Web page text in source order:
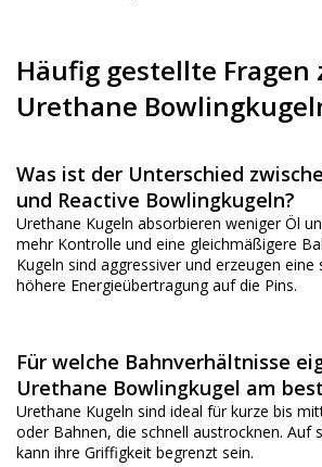
Häufig gestellte Fragen
Urethane
Was ist der Unterschied
und Reactive Bowlingkugeln?
Urethane Kugeln absorbieren weniger Öl
mehr Kontrolle und eine gleichmäßigere
Kugeln sind aggressiver und erzeugen
höhere Energieübertragung auf die Pins.
Für welche Bahnverhältnisse
Urethane Bowlingkugel am
Urethane Kugeln sind ideal für kurze bis
oder Bahnen, die schnell austrocknen. Auf
kann ihre Griffigkeit begrenzt sein.